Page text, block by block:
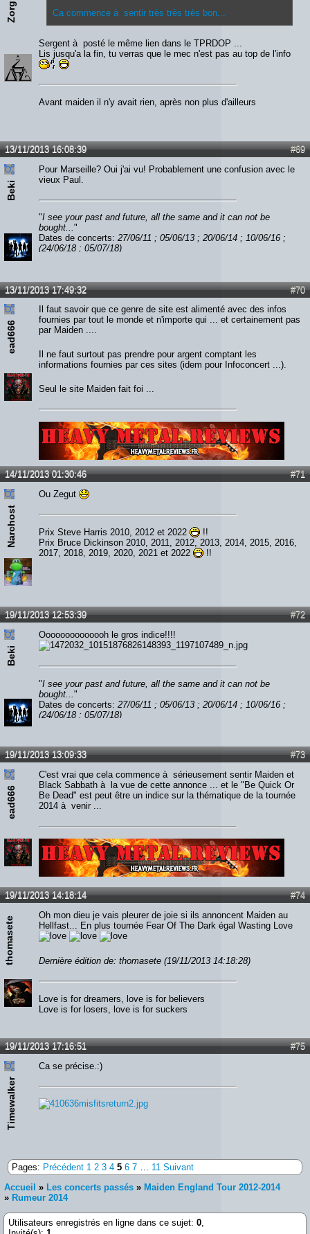
Zorg Ca commence à sentir très très très bon...
Sergent à posté le même lien dans le TPRDOP ...
Lis jusqu'a la fin, tu verras que le mec n'est pas au top de l'info
Avant maiden il n'y avait rien, après non plus d'ailleurs
#69
13/11/2013 16:08:39
Beki
Pour Marseille? Oui j'ai vu! Probablement une confusion avec le
vieux Paul.
"I see your past and future, all the same and it can not be
bought..."
Dates de concerts: 27/06/11 ; 05/06/13 ; 20/06/14 ; 10/06/16 ;
(24/06/18 ; 05/07/18)
#70
13/11/2013 17:49:32
ead666
Il faut savoir que ce genre de site est alimenté avec des infos
fournies par tout le monde et n'importe qui ... et certainement pas
par Maiden ....
Il ne faut surtout pas prendre pour argent comptant les
informations fournies par ces sites (idem pour Infoconcert ...).
Seul le site Maiden fait foi ...
Lien :http://heavymetalreviews.fr/
#71
14/11/2013 01:30:46
Narchost
Ou Zegut
Prix Steve Harris 2010, 2012 et 2022
!!
Prix Bruce Dickinson 2010, 2011, 2012, 2013, 2014, 2015, 2016,
2017, 2018, 2019, 2020, 2021 et 2022
!!
#72
19/11/2013 12:53:39
Beki
Oooooooooooooh le gros indice!!!!
"I see your past and future, all the same and it can not be
bought... "
Dates de concerts: 27/06/11 ; 05/06/13 ; 20/06/14 ; 10/06/16 ;
(24/06/18 ; 05/07/18)
#73
19/11/2013 13:09:33
ead666
C'est vrai que cela commence à sérieusement sentir Maiden et
Black Sabbath à la vue de cette annonce ... et le "Be Quick Or
Be Dead" est peut être un indice sur la thématique de la tournée
2014 à venir ...
#74
19/11/2013 14:18:14
thomasete
Oh mon dieu je vais pleurer de joie si ils annoncent Maiden au
Hellfast... En plus tournée Fear Of The Dark égal Wasting Love
Dernière édition de: thomasete (19/11/2013 14:18:28)
Love is for dreamers, love is for believers
Love is for losers, love is for suckers
#75
19/11/2013 17:16:51
Timewalker
Ca se précise.:)
Pages: Précédent 1 2 3 4 5 6 7 11 Suivant
Accueil » Les concerts passés » Maiden England Tour 2012-2014
» Rumeur 2014
Utilisateurs enregistrés en ligne dans ce sujet: 0